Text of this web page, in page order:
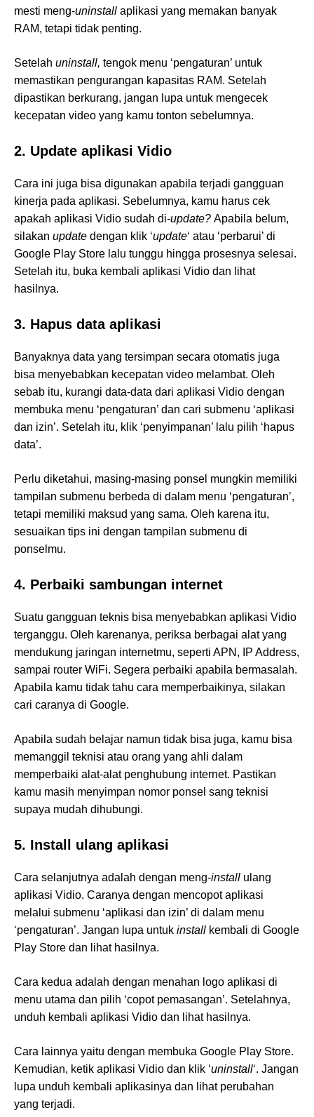
mesti meng-uninstall aplikasi yang memakan banyak
RAM, tetapi tidak penting.
Setelah uninstall, tengok menu ‘pengaturan’ untuk
memastikan pengurangan kapasitas RAM. Setelah
dipastikan berkurang, jangan lupa untuk mengecek
kecepatan video yang kamu tonton sebelumnya.
2. Update aplikasi Vidio
Cara ini juga bisa digunakan apabila terjadi gangguan
kinerja pada aplikasi. Sebelumnya, kamu harus cek
apakah aplikasi Vidio sudah di-update? Apabila belum,
silakan update dengan klik ‘update‘ atau ‘perbarui’ di
Google Play Store lalu tunggu hingga prosesnya selesai.
Setelah itu, buka kembali aplikasi Vidio dan lihat
hasilnya.
3. Hapus data aplikasi
Banyaknya data yang tersimpan secara otomatis juga
bisa menyebabkan kecepatan video melambat. Oleh
sebab itu, kurangi data-data dari aplikasi Vidio dengan
membuka menu ‘pengaturan’ dan cari submenu ‘aplikasi
dan izin’. Setelah itu, klik ‘penyimpanan’ lalu pilih ‘hapus
data’.
Perlu diketahui, masing-masing ponsel mungkin memiliki
tampilan submenu berbeda di dalam menu ‘pengaturan’,
tetapi memiliki maksud yang sama. Oleh karena itu,
sesuaikan tips ini dengan tampilan submenu di
ponselmu.
4. Perbaiki sambungan internet
Suatu gangguan teknis bisa menyebabkan aplikasi Vidio
terganggu. Oleh karenanya, periksa berbagai alat yang
mendukung jaringan internetmu, seperti APN, IP Address,
sampai router WiFi. Segera perbaiki apabila bermasalah.
Apabila kamu tidak tahu cara memperbaikinya, silakan
cari caranya di Google.
Apabila sudah belajar namun tidak bisa juga, kamu bisa
memanggil teknisi atau orang yang ahli dalam
memperbaiki alat-alat penghubung internet. Pastikan
kamu masih menyimpan nomor ponsel sang teknisi
supaya mudah dihubungi.
5. Install ulang aplikasi
Cara selanjutnya adalah dengan meng-install ulang
aplikasi Vidio. Caranya dengan mencopot aplikasi
melalui submenu ‘aplikasi dan izin’ di dalam menu
‘pengaturan’. Jangan lupa untuk install kembali di Google
Play Store dan lihat hasilnya.
Cara kedua adalah dengan menahan logo aplikasi di
menu utama dan pilih ‘copot pemasangan’. Setelahnya,
unduh kembali aplikasi Vidio dan lihat hasilnya.
Cara lainnya yaitu dengan membuka Google Play Store.
Kemudian, ketik aplikasi Vidio dan klik ‘uninstall‘. Jangan
lupa unduh kembali aplikasinya dan lihat perubahan
yang terjadi.